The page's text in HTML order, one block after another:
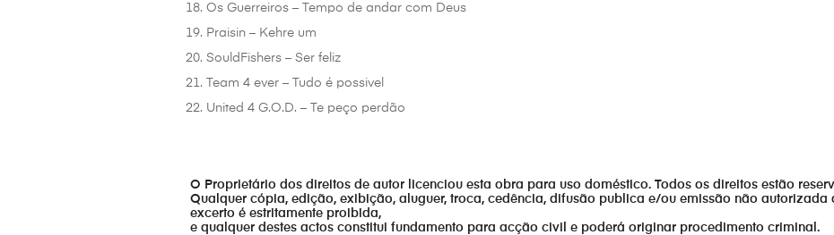
Os Guerreiros – Tempo de andar com Deus
Praisin – Kehre um
SouldFishers – Ser feliz
Team 4 ever – Tudo é possivel
United 4 G.O.D. – Te peço perdão
O Proprietário dos direitos de autor licenciou esta obra para uso doméstico. Todos os direitos estão
Qualquer cópia, edição, exibição, aluguer, troca, cedência, difusão publica e/ou emissão não autorizada
excerto é estritamente proibida,
e qualquer destes actos constitui fundamento para acção civil e poderá originar procedimento criminal.